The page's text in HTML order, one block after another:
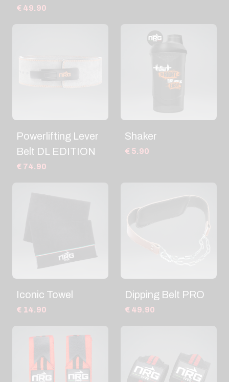
€ 49.90
Powerlifting Lever
Belt DL EDITION
€ 74.90
Shaker
€ 5.90
Iconic Towel
€ 14.90
Dipping Belt PRO
€ 49.90